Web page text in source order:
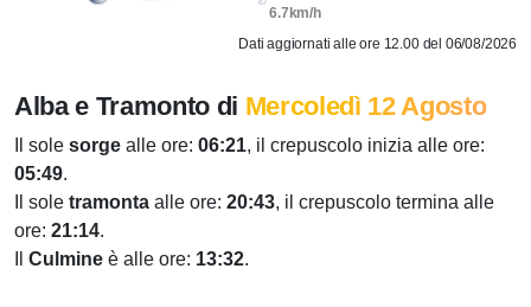
6.7km/h
Dati aggiornati alle ore 12.00 del 06/08/2026
Alba e Tramonto di Mercoledì 12 Agosto
Il sole sorge alle ore: 06:21, il crepuscolo inizia alle ore:
05:49.
Il sole tramonta alle ore: 20:43, il crepuscolo termina alle
ore: 21:14.
Culmine è alle ore: 13:32.